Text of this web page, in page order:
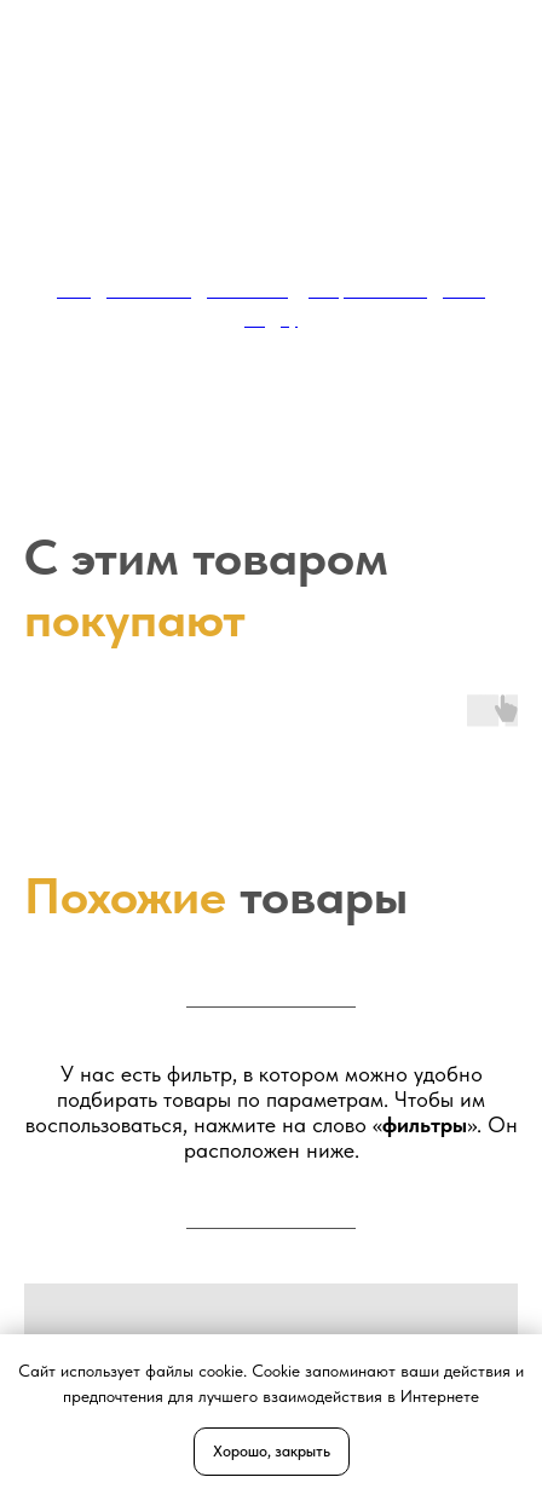
С этим товаром
покупают
Похожие товары
У нас есть фильтр, в котором можно удобно
подбирать товары по параметрам. Чтобы им
воспользоваться, нажмите на слово «фильтры». Он
расположен ниже.
Сайт использует файлы cookie. Cookie запоминают ваши действия и
предпочтения для лучшего взаимодействия в Интернете
Хорошо, закрыть